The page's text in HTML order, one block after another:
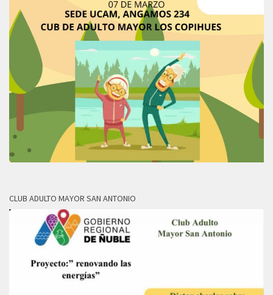
CLUB ADULTO MAYOR SAN ANTONIO